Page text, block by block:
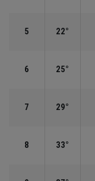
5 22°
6 25°
7 29°
8 33°